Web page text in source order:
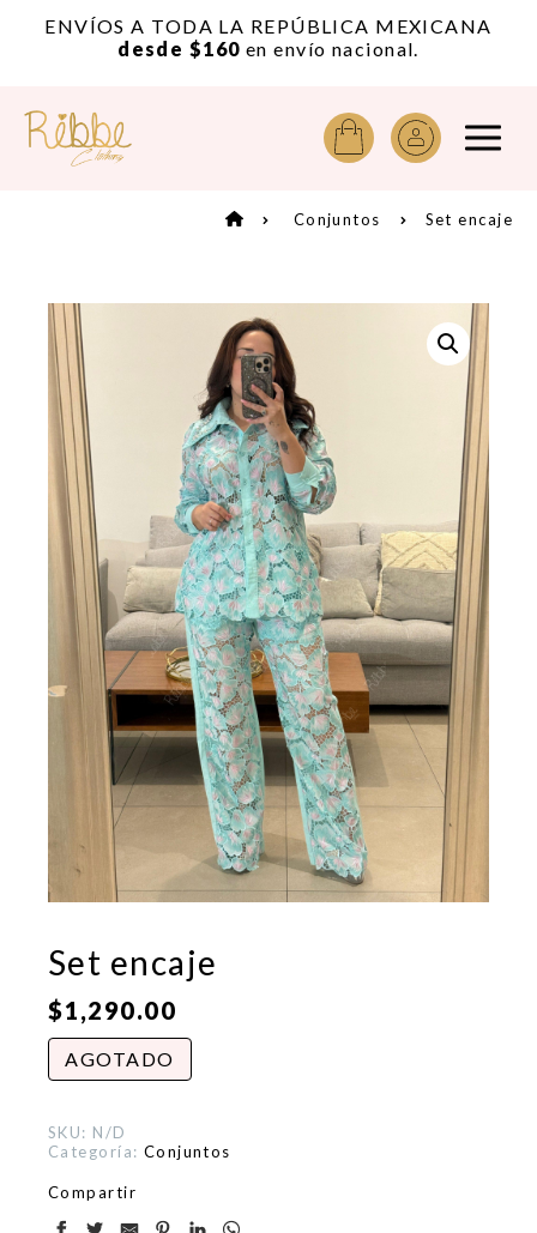
ENVÍOS A TODA LA REPÚBLICA MEXICANA
desde $160 en envío nacional.
Conjuntos Set encaje
Set encaje
$1,290.00
AGOTADO
SKU: N/D
Categoría: Conjuntos
Compartir